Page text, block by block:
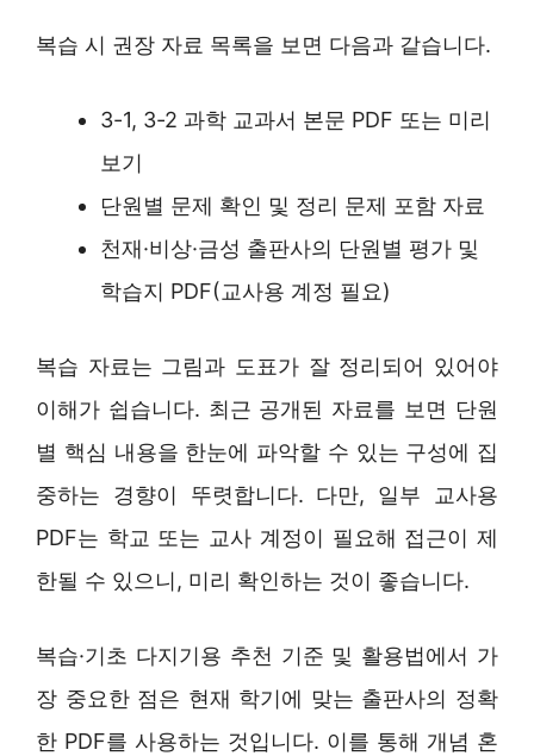
복습 시 권장 자료 목록을 보면 다음과 같습니다.
3-1, 3-2 과학 교과서 본문 PDF 또는 미리
보기
단원별 문제 확인 및 정리 문제 포함 자료
천재·비상·금성 출판사의 단원별 평가 및
학습지 PDF(교사용 계정 필요)
복습 자료는 그림과 도표가 잘 정리되어 있어야
이해가 쉽습니다. 최근 공개된 자료를 보면 단원
별 핵심 내용을 한눈에 파악할 수 있는 구성에 집
중하는 경향이 뚜렷합니다. 다만, 일부 교사용
PDF는 학교 또는 교사 계정이 필요해 접근이 제
한될 수 있으니, 미리 확인하는 것이 좋습니다.
복습·기초 다지기용 추천 기준 및 활용법에서 가
장 중요한 점은 현재 학기에 맞는 출판사의 정확
한 PDF를 사용하는 것입니다. 이를 통해 개념 혼